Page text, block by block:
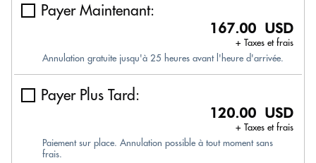
Payer Maintenant:
167.00 USD
+ Taxes et frais
Annulation gratuite jusqu'à 25 heures avant l'heure d'arrivée.
Payer Plus Tard:
120.00 USD
+ Taxes et frais
Paiement sur place. Annulation possible à tout moment sans
frais.